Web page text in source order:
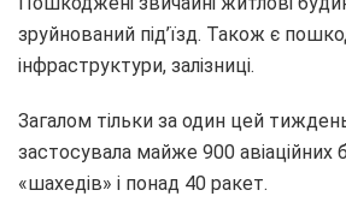
зруйнований під’їзд. Також є
інфраструктури, залізниці.
Загалом тільки за один цей
застосувала майже 900 авіаційних
«шахедів» і понад 40 ракет.